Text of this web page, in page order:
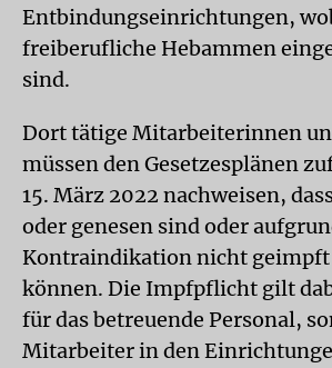
Entbindungseinrichtungen,
freiberufliche Hebammen
sind.
Dort tätige Mitarbeiterinnen
müssen den Gesetzesplänen
15. März 2022 nachweisen,
oder genesen sind oder
Kontraindikation nicht geimpft
können. Die Impfpflicht gilt
für das betreuende Personal,
Mitarbeiter in den